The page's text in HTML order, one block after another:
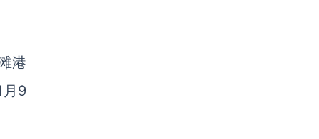
港
月9